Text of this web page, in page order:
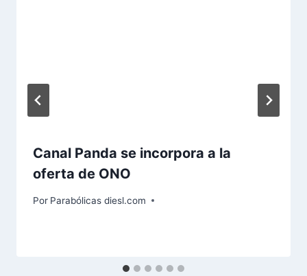
Canal Panda se incorpora a la
oferta de ONO
Por Parabólicas diesl.com